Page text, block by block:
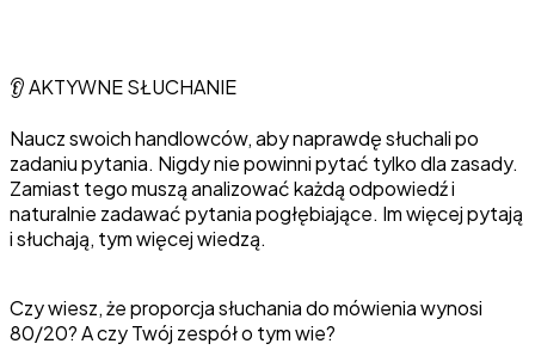
👂 AKTYWNE SŁUCHANIE
Naucz swoich handlowców, aby naprawdę słuchali po
zadaniu pytania. Nigdy nie powinni pytać tylko dla zasady.
Zamiast tego muszą analizować każdą odpowiedź i
naturalnie zadawać pytania pogłębiające. Im więcej pytają
i słuchają, tym więcej wiedzą.
Czy wiesz, że proporcja słuchania do mówienia wynosi
80/20? A czy Twój zespół o tym wie?